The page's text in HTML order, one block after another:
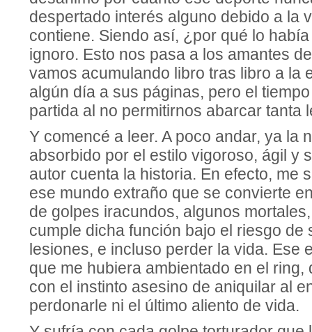
despertado interés alguno debido a la
contiene. Siendo así, ¿por qué lo
ignoro. Esto nos pasa a los amantes
vamos acumulando libro tras libro a la
algún día a sus páginas, pero el
partida al no permitirnos abarcar
Y comencé a leer. A poco andar, ya la
absorbido por el estilo vigoroso, ágil y
autor cuenta la historia. En efecto, me
ese mundo extraño que se convierte
de golpes iracundos, algunos
cumple dicha función bajo el riesgo de
lesiones, e incluso perder la vida. Ese
que me hubiera ambientado en el ring,
con el instinto asesino de aniquilar al
perdonarle ni el último aliento de vida.